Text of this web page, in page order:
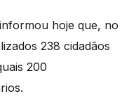
hoje que, no
238 cidadãos
200